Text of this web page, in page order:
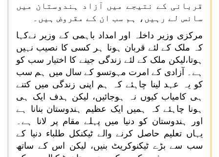
قربانی کے نتیجے میں آزاد ہندوستان میں
سانس لے رہیں، ہم سب ان کے مقروض ہیں۔
مرکزی وزیر داخلہ اور امداد باہمی کے وزیر نےکہا
کہ ملک کے لئے قربان ہونا ہر کسی کا نصیب نہیں
ہوتا،لیکن ملک کے لئے زندگی جینے کا اختیار سب کو
ہے۔ آزادی کے امرت مہوتسو کے سال میں ہم سب
کو یہ عہد لینا چاہئے کہ ہم اپنی زندگی میں کتنے
ہی کامیاب کیوں نہ ہوجائیں، لیکن ہدف ایک ہی
ہونا چاہئے کہ ہمیں ایک عظیم ہندوستان بنانا ہے
اور ہندوستان کو دنیا میں پہلے مقام پر لانا ہے۔
یہاں تعلیم حاصل کرنے والے ٹیکنکل طلباء دنیا کے
سب سے بڑے ٹیکنوکریٹ بنیں، لیکن اس کے ساتھ